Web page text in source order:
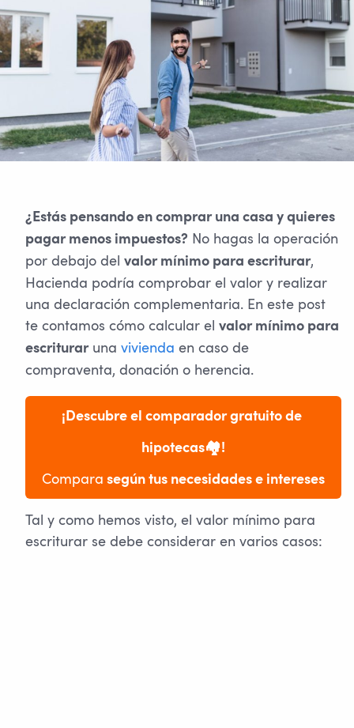
¿Estás pensando en comprar una casa y quieres
pagar menos impuestos? No hagas la operación
por debajo del valor mínimo para escriturar,
Hacienda podría comprobar el valor y realizar
una declaración complementaria. En este post
te contamos cómo calcular el valor mínimo para
escrituraruna vivienda en caso de
compraventa, donación o herencia.
¡Descubre el comparador gratuito de
hipotecas🏘️!
Compara según tus necesidades e intereses
Tal y como hemos visto, el valor mínimo para
escriturar se debe considerar en varios casos: